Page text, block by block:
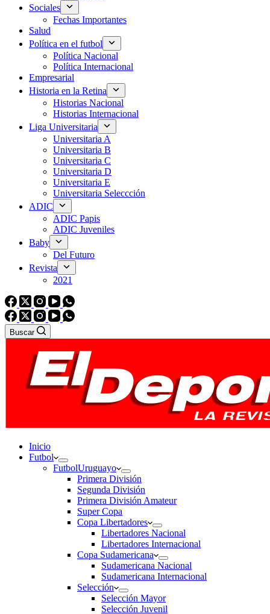
Sociales
Fechas Importantes
Salud
Política en el futbol
Política Nacional
Política Internacional
Empresarial
Historia en la Retina
Historias Nacional
Historias Internacional
Liga Universitaria
Universitaria A
Universitaria B
Universitaria C
Universitaria D
Universitaria E
Universitaria Seleccción
ADIC
ADIC Papis
ADIC Juveniles
Baby
Del Futuro
Revista
2021
Buscar
Inicio
Futbol
FutbolUruguayo
Primera División
Segunda División
Primera División Amateur
Super Copa
Copa Libertadores
Libertadores Nacional
Libertadores Internacional
Copa Sudamericana
Sudamericana Nacional
Sudamericana Internacional
Selección
Selección Mayor
Selección Juvenil